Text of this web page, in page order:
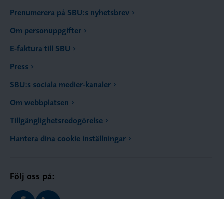
Prenumerera på SBU:s nyhetsbrev
Om personuppgifter
E-faktura till SBU
Press
SBU:s sociala medier-kanaler
Om webbplatsen
Tillgänglighetsredogörelse
Hantera dina cookie inställningar
Följ oss på: